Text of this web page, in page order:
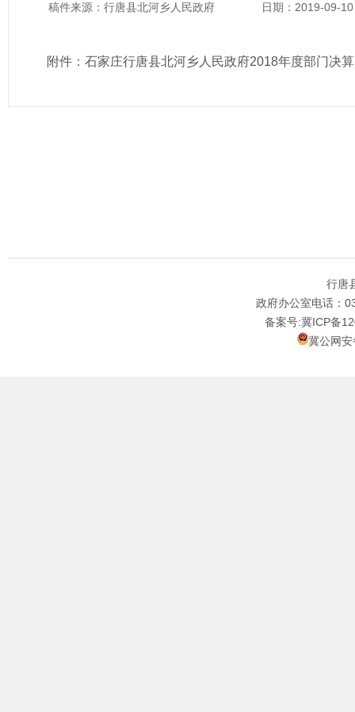
稿件来源：行唐县北河乡人民政府 日期：2019-09-10
附件： 石家庄行唐县北河乡人民政府2018年度部门决算